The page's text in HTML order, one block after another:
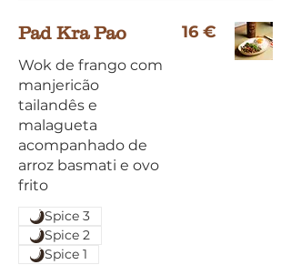
Pad Kra Pao
Wok de frango com
manjericão
tailandês e
malagueta
acompanhado de
arroz basmati e ovo
frito
16 €
Spice 3
Spice 2
Spice 1